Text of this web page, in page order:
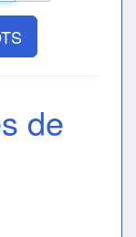
de